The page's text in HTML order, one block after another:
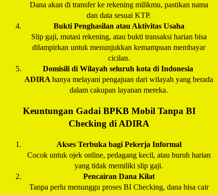
Dana akan di transfer ke rekening milikmu, pastikan nama
dan data sesuai KTP.
Bukti Penghasilan atau Aktivitas Usaha
Slip gaji, mutasi rekening, atau bukti transaksi harian bisa
dilampirkan untuk menunjukkan kemampuan membayar
cicilan.
Domisili di Wilayah seluruh kota di Indonesia
ADIRA hanya melayani pengajuan dari wilayah yang berada
dalam cakupan layanan mereka.
Keuntungan Gadai BPKB Mobil Tanpa BI
Checking di ADIRA
Akses Terbuka bagi Pekerja Informal
Cocok untuk ojek online, pedagang kecil, atau buruh harian
yang tidak memiliki slip gaji.
Pencairan Dana Kilat
Tanpa perlu menunggu proses BI Checking, dana bisa cair